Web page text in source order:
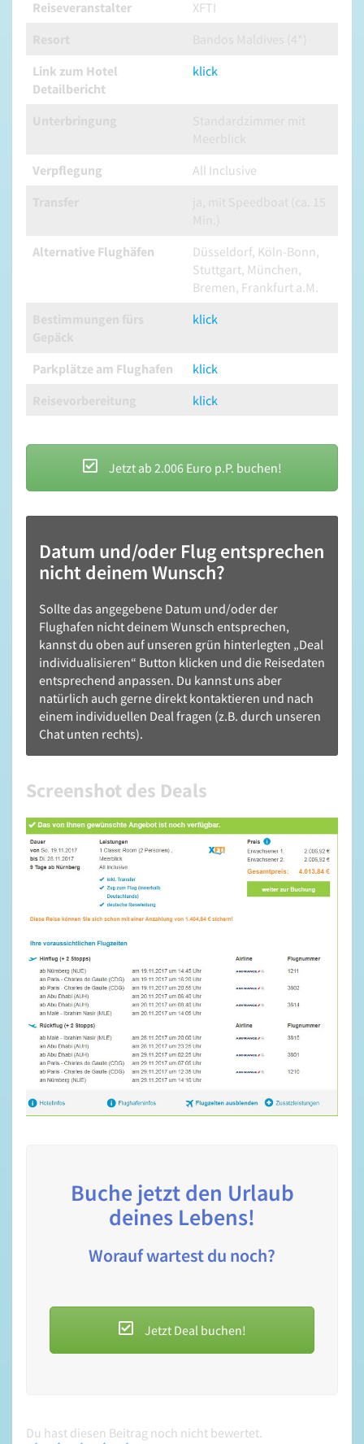
Reiseveranstalter
XFTI
Link zum Hotel
Detailbericht
klick
Verpflegung
All Inclusive
Alternative Flughäfen
Düsseldorf, Köln-Bonn,
Stuttgart, München,
Bremen, Frankfurt a.M.
klick
Parkplätze am Flughafen
klick
klick
Jetzt ab 2.006 Euro p.P. buchen!
Datum und/oder Flug entsprechen
nicht deinem Wunsch?
Sollte das angegebene Datum und/oder der
Flughafen nicht deinem Wunsch entsprechen,
kannst du oben auf unseren grün hinterlegten „Deal
individualisieren“ Button klicken und die Reisedaten
entsprechend anpassen. Du kannst uns aber
natürlich auch gerne direkt kontaktieren und nach
einem individuellen Deal fragen (z.B. durch unseren
Chat unten rechts).
Screenshot des Deals
Buche jetzt den Urlaub
deines Lebens!
Worauf wartest du noch?
Jetzt Deal buchen!
Du hast diesen Beitrag noch nicht bewertet.